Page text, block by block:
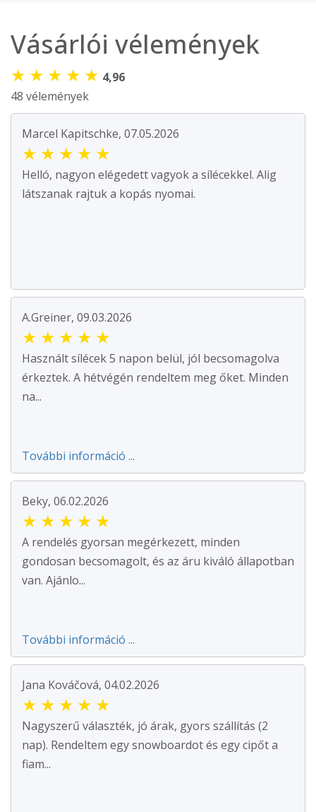
Vásárlói vélemények
★ ★ ★ ★ ★ 4,96
48 vélemények
Marcel Kapitschke, 07.05.2026
★ ★ ★ ★ ★
Helló, nagyon elégedett vagyok a sílécekkel. Alig
látszanak rajtuk a kopás nyomai.
A.Greiner, 09.03.2026
★ ★ ★ ★ ★
Használt sílécek 5 napon belül, jól becsomagolva
érkeztek. A hétvégén rendeltem meg őket. Minden
na...
További információ ...
Beky, 06.02.2026
★ ★ ★ ★ ★
A rendelés gyorsan megérkezett, minden
gondosan becsomagolt, és az áru kiváló állapotban
van. Ajánlo...
További információ ...
Jana Kováčová, 04.02.2026
★ ★ ★ ★ ★
Nagyszerű választék, jó árak, gyors szállítás (2
nap). Rendeltem egy snowboardot és egy cipőt a
fiam...